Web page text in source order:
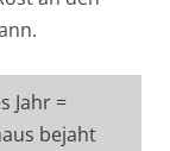
Jahr =
bejaht